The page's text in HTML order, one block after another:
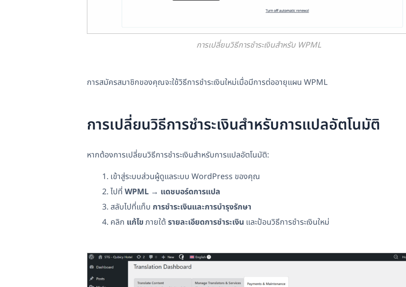
การเปลี่ยนวิธีการชำระเงินสำหรับ WPML
การสมัครสมาชิกของคุณจะใช้วิธีการชำระเงินใหม่เมื่อมีการต่ออายุแผน WPML
การเปลี่ยนวิธีการชำระเงินสำหรับการแปลอัตโนมัติ
หากต้องการเปลี่ยนวิธีการชำระเงินสำหรับการแปลอัตโนมัติ:
เข้าสู่ระบบส่วนผู้ดูแลระบบ WordPress ของคุณ
ไปที่ WPML → แดชบอร์ดการแปล
สลับไปที่แท็บ การชำระเงินและการบำรุงรักษา
คลิก แก้ไขภายใต้ รายละเอียดการชำระเงิน และป้อนวิธีการชำระเงินใหม่